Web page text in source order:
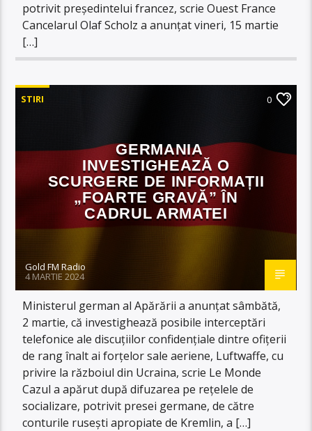
potrivit președintelui francez, scrie Ouest France
Cancelarul Olaf Scholz a anunțat vineri, 15 martie
[…]
STIRI 0
GERMANIA
INVESTIGHEAZĂ O
SCURGERE DE INFORMAȚII
„FOARTE GRAVĂ” ÎN
CADRUL ARMATEI
Gold FM Radio
4 MARTIE 2024
Ministerul german al Apărării a anunțat sâmbătă,
2 martie, că investighează posibile interceptări
telefonice ale discuțiilor confidențiale dintre ofițerii
de rang înalt ai forțelor sale aeriene, Luftwaffe, cu
privire la războiul din Ucraina, scrie Le Monde
Cazul a apărut după difuzarea pe rețelele de
socializare, potrivit presei germane, de către
conturile rusești apropiate de Kremlin, a […]